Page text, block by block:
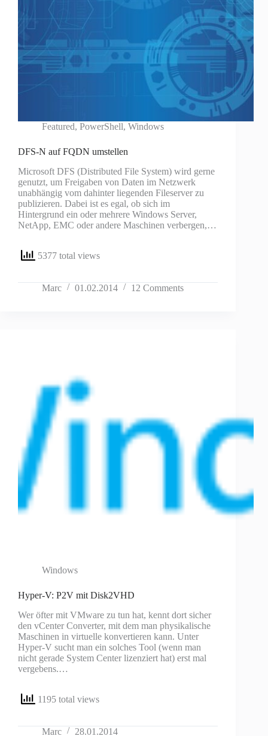
Featured, PowerShell, Windows
DFS-N auf FQDN umstellen
Microsoft DFS (Distributed File System) wird gerne
genutzt, um Freigaben von Daten im Netzwerk
unabhängig vom dahinter liegenden Fileserver zu
publizieren. Dabei ist es egal, ob sich im
Hintergrund ein oder mehrere Windows Server,
NetApp, EMC oder andere Maschinen verbergen,…
5377 total views
Marc 01.02.2014 12 Comments
Windows
Hyper-V: P2V mit Disk2VHD
Wer öfter mit VMware zu tun hat, kennt dort sicher
den vCenter Converter, mit dem man physikalische
Maschinen in virtuelle konvertieren kann. Unter
Hyper-V sucht man ein solches Tool (wenn man
nicht gerade System Center lizenziert hat) erst mal
vergebens.…
1195 total views
Marc 28.01.2014